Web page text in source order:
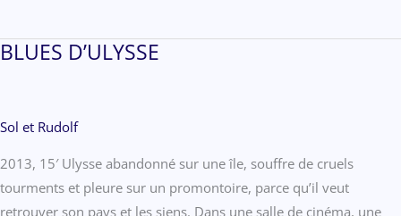
BLUES D’ULYSSE
Sol et Rudolf
2013, 15′ Ulysse abandonné sur une île, souffre de cruels
tourments et pleure sur un promontoire, parce qu’il veut
retrouver son pays et les siens. Dans une salle de cinéma, une